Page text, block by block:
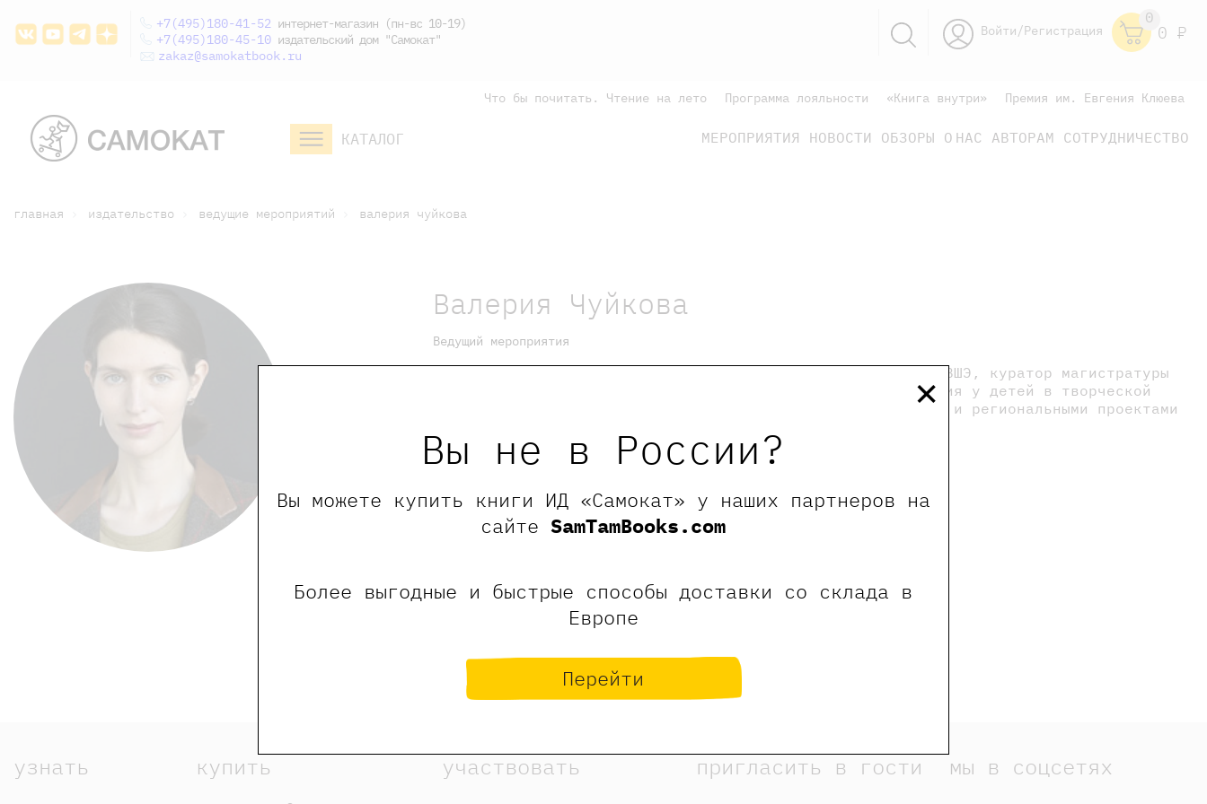
Вы не в России?
Вы можете купить книги ИД «Самокат» у наших партнеров на
сайтеSamTamBooks.com
Более выгодные и быстрые способы доставки со склада в
Европе
Перейти
×
+7(495)180-41-52 интернет-магазин (пн-вс 10-19)
+7(495)180-45-10 издательский дом "Самокат"
zakaz@samokatbook.ru
Войти/Регистрация
0
0 Р
Что бы почитать. Чтение на лето Программа лояльности «Книга внутри» Премия им. Евгения Клюева
КАТАЛОГ МЕРОПРИЯТИЯ НОВОСТИ ОБЗОРЫ О НАС АВТОРАМ СОТРУДНИЧЕСТВО
дошкольникам
главная издательство ведущие мероприятий валерия чуйкова
Валерия Чуйкова
Ведущий мероприятия
Иллюстратор и сценарист, преподаватель Школы Дизайна НИУ ВШЭ, куратор магистратуры
направления «Иллюстрация и комикс», преподаватель рисования у детей в творческой
мастерской «Махловка». Как иллюстратор сотрудничала с НЛО и региональными проектами
узнать купить участвовать пригласить в гости мы в соцсетях